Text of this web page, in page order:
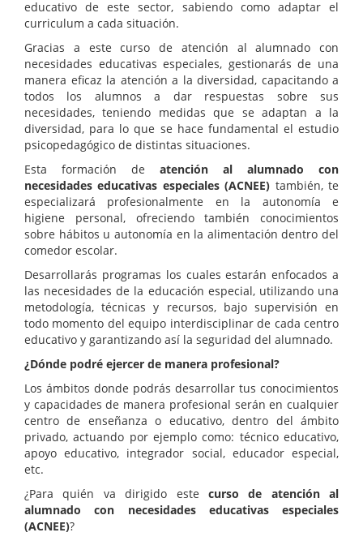
educativo de este sector, sabiendo como adaptar el
curriculum a cada situación.
Gracias a este curso de atención al alumnado con
necesidades educativas especiales, gestionarás de una
manera eficaz la atención a la diversidad, capacitando a
todos los alumnos a dar respuestas sobre sus
necesidades, teniendo medidas que se adaptan a la
diversidad, para lo que se hace fundamental el estudio
psicopedagógico de distintas situaciones.
Esta formación de atención al alumnado con
necesidades educativas especiales (ACNEE) también, te
especializará profesionalmente en la autonomía e
higiene personal, ofreciendo también conocimientos
sobre hábitos u autonomía en la alimentación dentro del
comedor escolar.
Desarrollarás programas los cuales estarán enfocados a
las necesidades de la educación especial, utilizando una
metodología, técnicas y recursos, bajo supervisión en
todo momento del equipo interdisciplinar de cada centro
educativo y garantizando así la seguridad del alumnado.
¿Dónde podré ejercer de manera profesional?
Los ámbitos donde podrás desarrollar tus conocimientos
y capacidades de manera profesional serán en cualquier
centro de enseñanza o educativo, dentro del ámbito
privado, actuando por ejemplo como: técnico educativo,
apoyo educativo, integrador social, educador especial,
etc.
¿Para quién va dirigido este curso de atención al
alumnado con necesidades educativas especiales
(ACNEE)?